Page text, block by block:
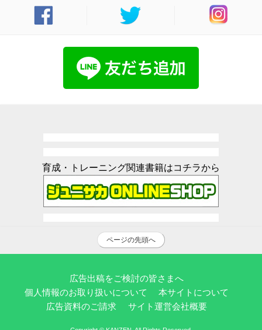
育成・トレーニング関連書籍はコチラから
ページの先頭へ
広告出稿をご検討の皆さまへ
個人情報のお取り扱いについて
本サイトについて
広告資料のご請求
サイト運営会社概要